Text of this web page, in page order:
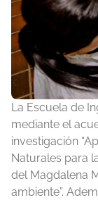
La Escuela de
mediante el
investigación
Naturales para
del Magdalena
ambiente”.